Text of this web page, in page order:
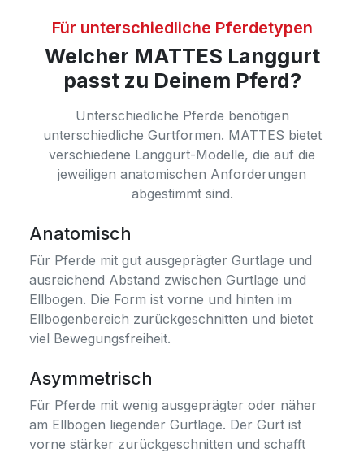
Für unterschiedliche Pferdetypen
Welcher MATTES Langgurt
passt zu Deinem Pferd?
Unterschiedliche Pferde benötigen
unterschiedliche Gurtformen. MATTES bietet
verschiedene Langgurt-Modelle, die auf die
jeweiligen anatomischen Anforderungen
abgestimmt sind.
Anatomisch
Für Pferde mit gut ausgeprägter Gurtlage und
ausreichend Abstand zwischen Gurtlage und
Ellbogen. Die Form ist vorne und hinten im
Ellbogenbereich zurückgeschnitten und bietet
viel Bewegungsfreiheit.
Asymmetrisch
Für Pferde mit wenig ausgeprägter oder näher
am Ellbogen liegender Gurtlage. Der Gurt ist
vorne stärker zurückgeschnitten und schafft